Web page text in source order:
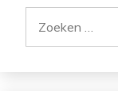
naar: